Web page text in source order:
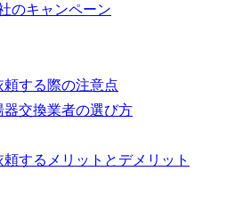
のキャンペーン
する際の注意点
交換業者の選び方
するメリットとデメリット